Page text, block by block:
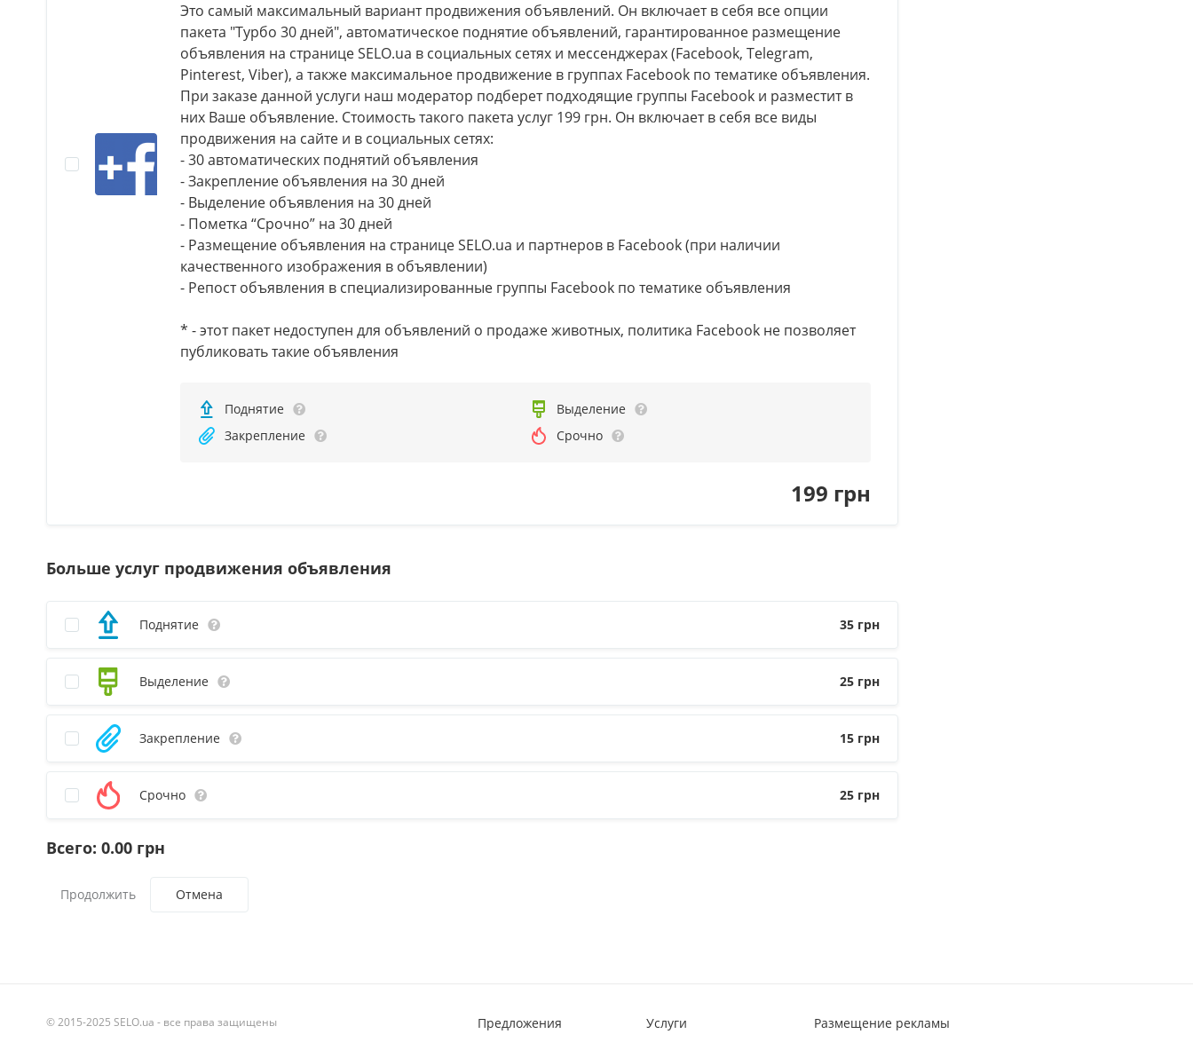
Это самый максимальный вариант продвижения объявлений. Он включает в себя все опции
пакета "Турбо 30 дней", автоматическое поднятие объявлений, гарантированное размещение
объявления на странице SELO.ua в социальных сетях и мессенджерах (Facebook, Telegram,
Pinterest, Viber), а также максимальное продвижение в группах Facebook по тематике объявления.
При заказе данной услуги наш модератор подберет подходящие группы Facebook и разместит в
них Ваше объявление. Стоимость такого пакета услуг 199 грн. Он включает в себя все виды
продвижения на сайте и в социальных сетях:
- 30 автоматических поднятий объявления
- Закрепление объявления на 30 дней
- Выделение объявления на 30 дней
- Пометка “Срочно” на 30 дней
- Размещение объявления на странице SELO.ua и партнеров в Facebook (при наличии
качественного изображения в объявлении)
- Репост объявления в специализированные группы Facebook по тематике объявления
* - этот пакет недоступен для объявлений о продаже животных, политика Facebook не позволяет
публиковать такие объявления
Поднятие
Выделение
Закрепление
Срочно
199 грн
Больше услуг продвижения объявления
Поднятие 35 грн
Выделение 25 грн
Закрепление 15 грн
Срочно 25 грн
Всего: 0.00 грн
Отмена
© 2015-2025 SELO.ua - все права защищены
Предложения
Услуги
Размещение рекламы